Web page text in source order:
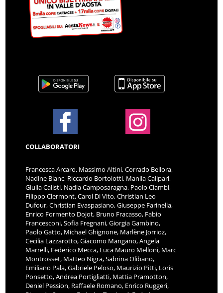
COLLABORATORI
Francesca Arcaro, Massimo Altini, Corrado Bellora,
Nadine Blanc, Riccardo Bortolotti, Manila Calipari,
Giulia Calisti, Nadia Camposaragna, Paolo Ciambi,
Filippo Clermont, Carol Di Vito, Christian Leo
Dufour, Christian Evaspasiano, Giuseppe Farinella,
Enrico Formento Dojot, Bruno Fracasso, Fabio
Francesconi, Sofia Fregnani, Giorgia Gambino,
Paolo Gatto, Michael Ghignone, Marlène Jorrioz,
Cecilia Lazzarotto, Giacomo Mangano, Angela
Marrelli, Federico Mecca, Luca Mauro Melloni, Marc
Montrosset, Matteo Nigra, Sabrina Olibano,
Emiliano Pala, Gabriele Peloso, Maurizio Pitti, Loris
Ponsetto, Andrea Portigliatti, Mattia Pramotton,
Deniel Pession, Raffaele Romano, Enrico Ruggeri,